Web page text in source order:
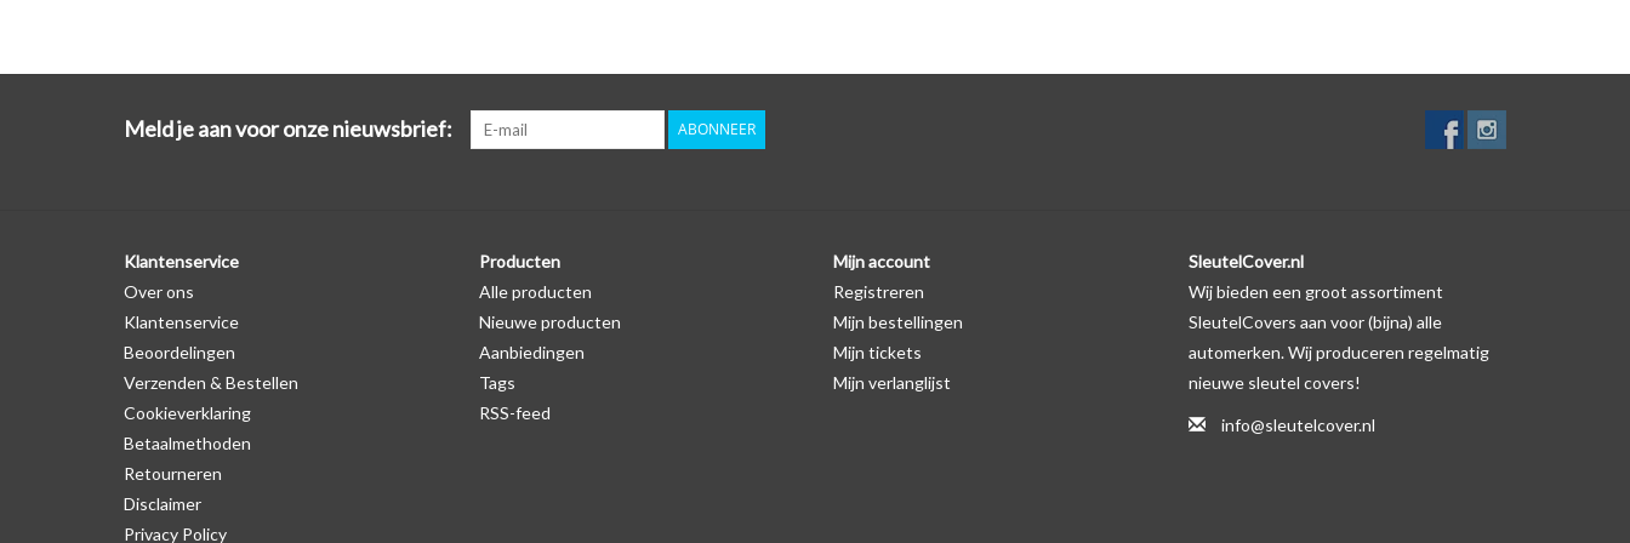
autosleutel hoesje, waardoor het logo in de meeste gevallen op de originele autosleutel behuizing wel
zichtbaar is. U kunt dit zelf nagaan door op de productfoto te kijken of er een logo zichtbaar is.
Merk: SleutelCover
Geschikt voor: Kia
Gewicht: 20g
Meld je aan voor onze nieuwsbrief: ABONNEER
Klantenservice
Over ons
Klantenservice
Beoordelingen
Verzenden & Bestellen
Cookieverklaring
Betaalmethoden
Retourneren
Disclaimer
Privacy Policy
Producten
Alle producten
Nieuwe producten
Aanbiedingen
Tags
RSS-feed
Mijn account
Registreren
Mijn bestellingen
Mijn tickets
Mijn verlanglijst
SleutelCover.nl
Wij bieden een groot assortiment
SleutelCovers aan voor (bijna) alle
automerken. Wij produceren regelmatig
nieuwe sleutel covers!
info@sleutelcover.nl